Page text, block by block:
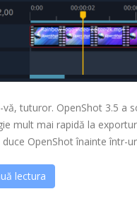
vă, tuturor. OpenShot 3.5 a
mult mai rapidă la
duce OpenShot înainte într-
lectura